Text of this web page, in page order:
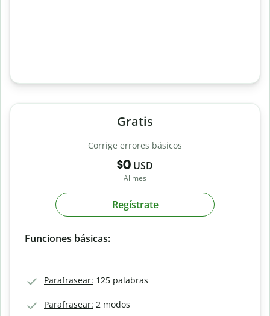
Gratis
Corrige errores básicos
$0 USD
Al mes
Regístrate
Funciones básicas:
Parafrasear: 125 palabras
Parafrasear: 2 modos